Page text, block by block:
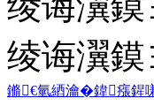
绫诲瀷
鏅€氫綇瀹�鍏瘬鍟